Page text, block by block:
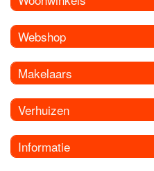
Webshop
Makelaars
Verhuizen
Informatie